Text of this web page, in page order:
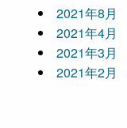
2021年8月
2021年4月
2021年3月
2021年2月